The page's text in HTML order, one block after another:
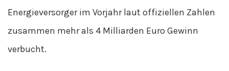
Energieversorger im Vorjahr laut offiziellen Zahlen
zusammen mehr als 4 Milliarden Euro Gewinn
verbucht.